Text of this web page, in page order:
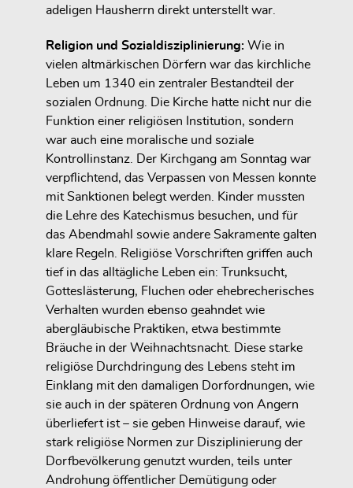
adeligen Hausherrn direkt unterstellt war.
Religion und Sozialdisziplinierung: Wie in
vielen altmärkischen Dörfern war das kirchliche
Leben um 1340 ein zentraler Bestandteil der
sozialen Ordnung. Die Kirche hatte nicht nur die
Funktion einer religiösen Institution, sondern
war auch eine moralische und soziale
Kontrollinstanz. Der Kirchgang am Sonntag war
verpflichtend, das Verpassen von Messen konnte
mit Sanktionen belegt werden. Kinder mussten
die Lehre des Katechismus besuchen, und für
das Abendmahl sowie andere Sakramente galten
klare Regeln. Religiöse Vorschriften griffen auch
tief in das alltägliche Leben ein: Trunksucht,
Gotteslästerung, Fluchen oder ehebrecherisches
Verhalten wurden ebenso geahndet wie
abergläubische Praktiken, etwa bestimmte
Bräuche in der Weihnachtsnacht. Diese starke
religiöse Durchdringung des Lebens steht im
Einklang mit den damaligen Dorfordnungen, wie
sie auch in der späteren Ordnung von Angern
überliefert ist – sie geben Hinweise darauf, wie
stark religiöse Normen zur Disziplinierung der
Dorfbevölkerung genutzt wurden, teils unter
Androhung öffentlicher Demütigung oder